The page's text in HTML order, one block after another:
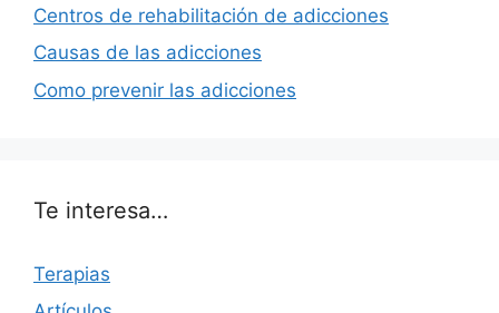
Centros de rehabilitación de adicciones
Causas de las adicciones
Como prevenir las adicciones
Te interesa…
Terapias